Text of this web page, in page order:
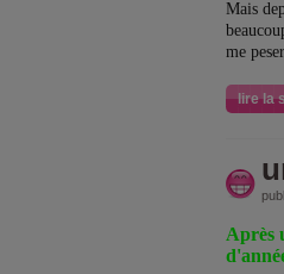
Mais
me
lire la
Après